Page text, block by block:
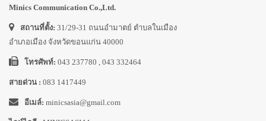
Minics Communication Co.,Ltd.
สถานที่ตั้ง: 31/29-31 ถนนอำมาตย์ ตำบลในเมือง
อำเภอเมือง จังหวัดขอนแก่น 40000
โทรศัพท์: 043 237780 , 043 332464
สายด่วน : 083 1417449
อีเมล์: minicsasia@gmail.com